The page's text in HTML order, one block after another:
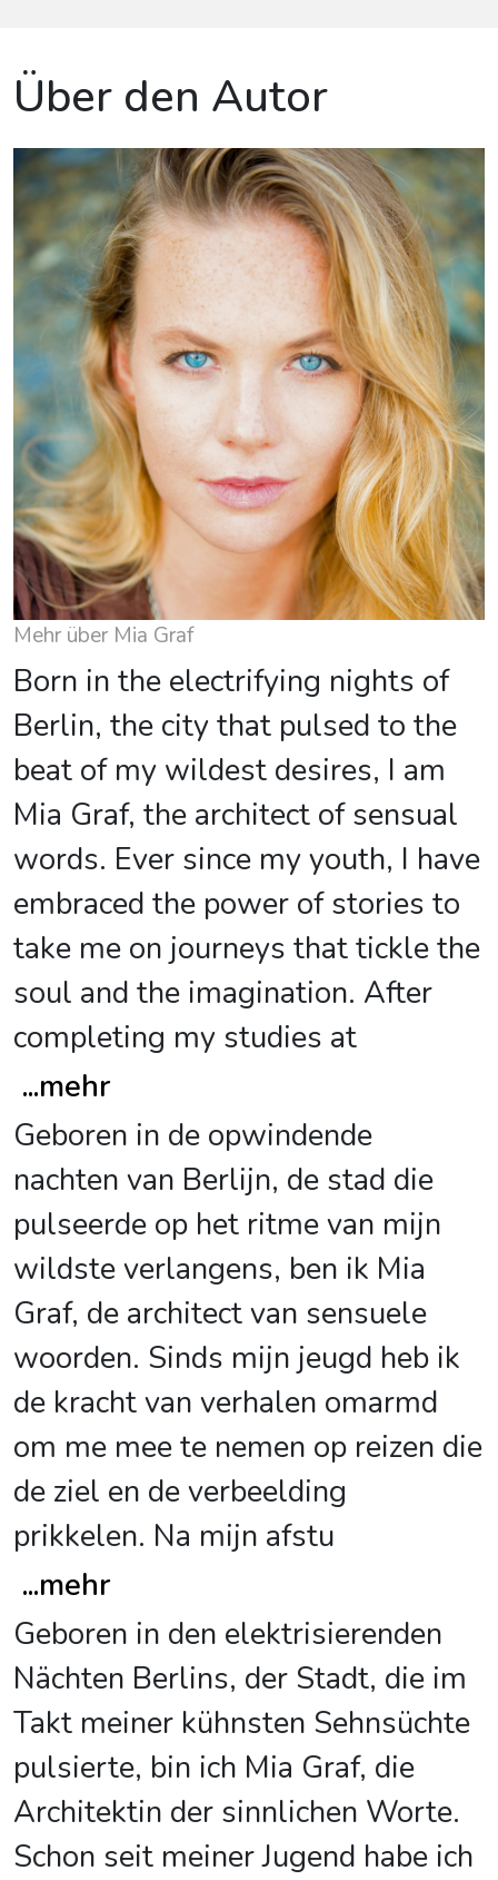
Über den Autor
Mehr über Mia Graf
Born in the electrifying nights of
Berlin, the city that pulsed to the
beat of my wildest desires, I am
Mia Graf, the architect of sensual
words. Ever since my youth, I have
embraced the power of stories to
take me on journeys that tickle the
soul and the imagination. After
completing my studies at
...mehr
Geboren in de opwindende
nachten van Berlijn, de stad die
pulseerde op het ritme van mijn
wildste verlangens, ben ik Mia
Graf, de architect van sensuele
woorden. Sinds mijn jeugd heb ik
de kracht van verhalen omarmd
om me mee te nemen op reizen die
de ziel en de verbeelding
prikkelen. Na mijn afstu
...mehr
Geboren in den elektrisierenden
Nächten Berlins, der Stadt, die im
Takt meiner kühnsten Sehnsüchte
pulsierte, bin ich Mia Graf, die
Architektin der sinnlichen Worte.
Schon seit meiner Jugend habe ich